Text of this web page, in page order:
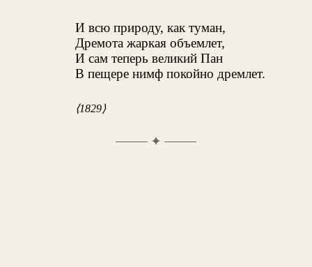
И всю природу, как туман,
Дремота жаркая объемлет,
И сам теперь великий Пан
В пещере нимф покойно дремлет.
⟨1829⟩
✦